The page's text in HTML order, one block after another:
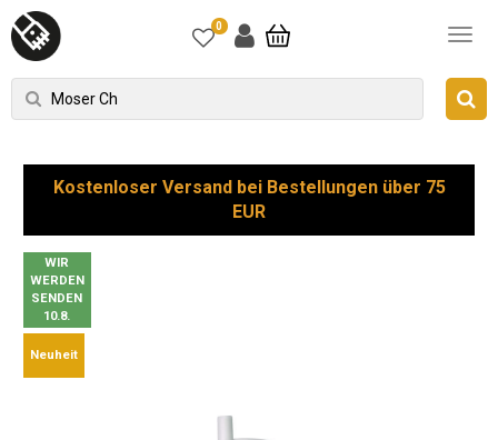
0
Kostenloser Versand bei Bestellungen über 75
EUR
WIR
WERDEN
SENDEN
10.8.
Neuheit